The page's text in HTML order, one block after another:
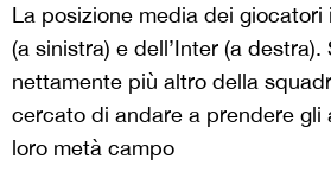
La posizione media dei
(a sinistra) e dell’Inter (a
nettamente più altro della
cercato di andare a prendere gli
loro metà campo